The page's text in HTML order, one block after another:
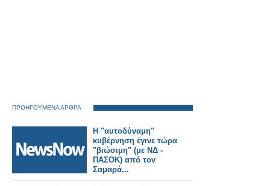
ΠΡΟΗΓΟΥΜΕΝΑ ΑΡΘΡΑ
Η "αυτοδύναμη"
κυβέρνηση έγινε τώρα
"βιώσιμη" (με ΝΔ -
ΠΑΣΟΚ) από τον
Σαμαρά...